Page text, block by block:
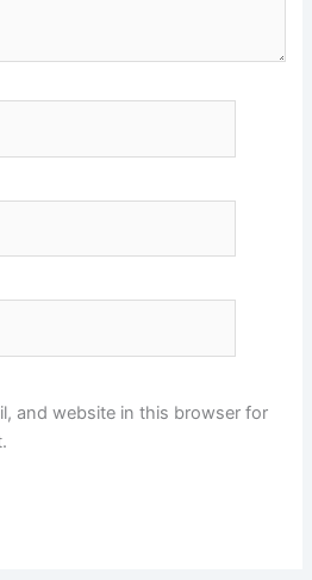
and website in this browser for